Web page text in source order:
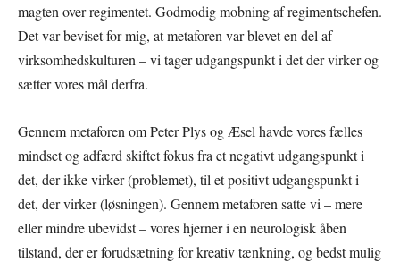
magten over regimentet. Godmodig mobning af regimentschefen.
Det var beviset for mig, at metaforen var blevet en del af
virksomhedskulturen – vi tager udgangspunkt i det der virker og
sætter vores mål derfra.
Gennem metaforen om Peter Plys og Æsel havde vores fælles
mindset og adfærd skiftet fokus fra et negativt udgangspunkt i
det, der ikke virker (problemet), til et positivt udgangspunkt i
det, der virker (løsningen). Gennem metaforen satte vi – mere
eller mindre ubevidst – vores hjerner i en neurologisk åben
tilstand, der er forudsætning for kreativ tænkning, og bedst mulig